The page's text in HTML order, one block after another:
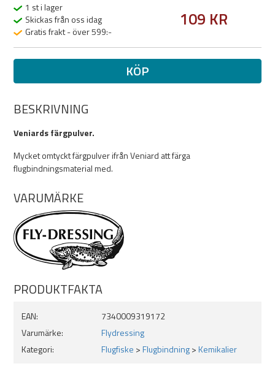
1 st i lager
Skickas från oss idag
Gratis frakt - över 599:-
109 KR
KÖP
BESKRIVNING
Veniards färgpulver.
Mycket omtyckt färgpulver ifrån Veniard att färga
flugbindningsmaterial med.
VARUMÄRKE
PRODUKTFAKTA
EAN:
7340009319172
Varumärke:
Flydressing
Kategori:
Flugfiske >Flugbindning>Kemikalier